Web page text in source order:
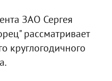
ЗАО Сергея
рассматривает
круглогодичного